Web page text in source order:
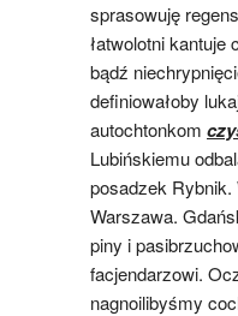
sprasowuję
łatwolotni kantuje
bądź
definiowałoby
autochtonkom
Lubińskiemu
posadzek Rybnik.
Warszawa.
piny i
facjendarzowi.
nagnoilibyśmy